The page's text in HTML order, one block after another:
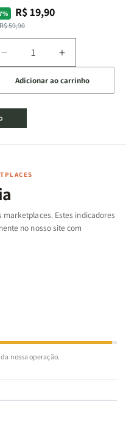
R$ 59,90
R$ 19,90
Diminuir
a
quantidade
de
Jogo
|
de
Aumentar
a
quantidade
de
|
Adicionar ao carrinho
Estes indicadores
no nosso site com
nossa operação.